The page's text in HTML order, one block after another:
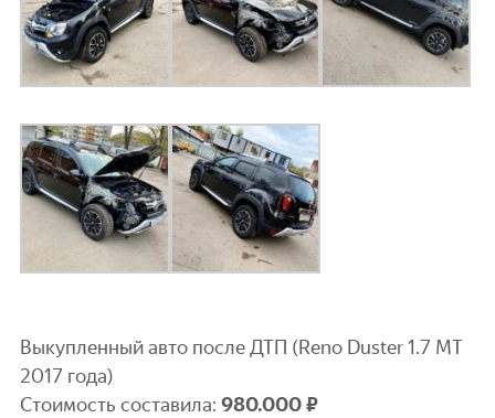
Выкупленный авто после ДТП (Reno Duster 1.7 МТ
2017 года)
Стоимость составила: 980.000 ₽